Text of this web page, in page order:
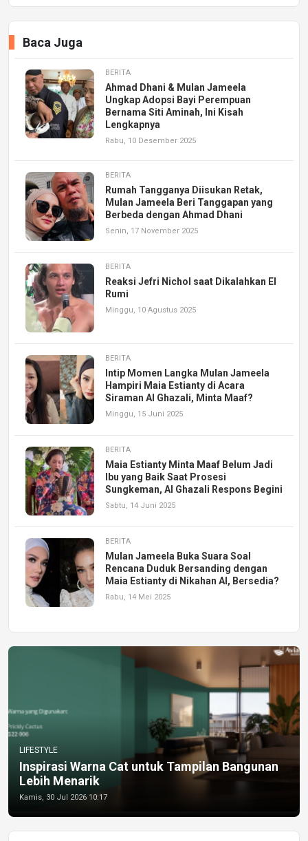
Baca Juga
BERITA
Ahmad Dhani & Mulan Jameela
Ungkap Adopsi Bayi Perempuan
Bernama Siti Aminah, Ini Kisah
Lengkapnya
Rabu, 10 Desember 2025
BERITA
Rumah Tangganya Diisukan Retak,
Mulan Jameela Beri Tanggapan yang
Berbeda dengan Ahmad Dhani
Senin, 17 November 2025
BERITA
Reaksi Jefri Nichol saat Dikalahkan El
Rumi
Minggu, 10 Agustus 2025
BERITA
Intip Momen Langka Mulan Jameela
Hampiri Maia Estianty di Acara
Siraman Al Ghazali, Minta Maaf?
Minggu, 15 Juni 2025
BERITA
Maia Estianty Minta Maaf Belum Jadi
Ibu yang Baik Saat Prosesi
Sungkeman, Al Ghazali Respons Begini
Sabtu, 14 Juni 2025
BERITA
Mulan Jameela Buka Suara Soal
Rencana Duduk Bersanding dengan
Maia Estianty di Nikahan Al, Bersedia?
Rabu, 14 Mei 2025
LIFESTYLE
Inspirasi Warna Cat untuk Tampilan Bangunan
Lebih Menarik
Kamis, 30 Jul 2026 10:17